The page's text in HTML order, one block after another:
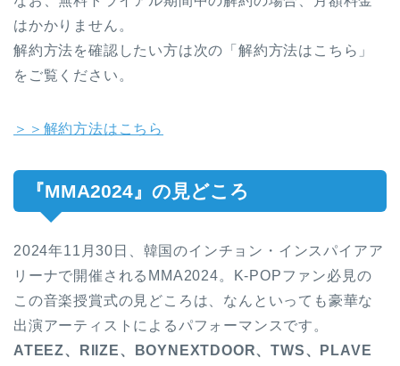
はかかりません。
解約方法を確認したい方は次の「解約方法はこちら」
をご覧ください。
＞＞解約方法はこちら
『MMA2024』の見どころ
2024年11月30日、韓国のインチョン・インスパイアア
リーナで開催されるMMA2024。K-POPファン必見の
この音楽授賞式の見どころは、なんといっても豪華な
出演アーティストによるパフォーマンスです。
ATEEZ、RIIZE、BOYNEXTDOOR、TWS、PLAVE